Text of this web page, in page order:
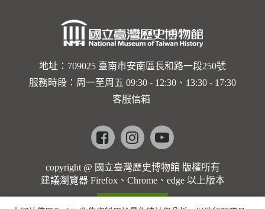
地址：709025 臺南市安南區長和路一段250號
服務時段：周一至周五 09:30 - 12:30、13:30 - 17:30
客服信箱
Facebookinstagramyoutube
copyright @ 國立臺灣歷史博物館 版權所有
建議瀏覽器 Firefox、Chrome、edge 以上版本